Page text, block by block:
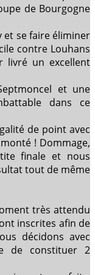
de Bourgogne
et se faire éliminer
contre Louhans
livré un excellent
et une
dans ce
de point avec
! Dommage,
finale et nous
tout de même
très attendu
inscrites afin de
décidons avec
de constituer 2